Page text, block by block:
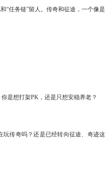
“任务链”留人。传奇和征途，一个像是
是想打架PK，还是只想安稳养老？
玩传奇吗？还是已经转向征途、奇迹这